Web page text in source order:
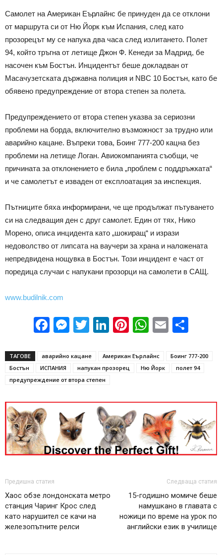
Самолет на Американ Еърлайнс бе принуден да се отклони
от маршрута си от Ню Йорк към Испания, след като
прозорецът му се напука два часа след излитането. Полет
94, който тръгна от летище Джон Ф. Кенеди за Мадрид, бе
насочен към Бостън. Инцидентът беше докладван от
Масачузетската държавна полиция и NBC 10 Бостън, като бе
обявено предупреждение от втора степен за полета.
Предупреждението от втора степен указва за сериозни
проблеми на борда, включително възможност за трудно или
аварийно кацане. Въпреки това, Боинг 777-200 кацна без
проблеми на летище Логан. Авиокомпанията съобщи, че
причината за отклонението е била „проблем с поддръжката“
и че самолетът е изваден от експлоатация за инспекция.
Пътниците бяха информирани, че ще продължат пътуването
си на следващия ден с друг самолет. Един от тях, Нико
Морено, описа инцидента като „шокиращ“ и изрази
недоволство от липсата на ваучери за храна и наложената
непредвидена нощувка в Бостън. Този инцидент е част от
поредица случаи с напукани прозорци на самолети в САЩ.
www.budilnik.com
Facebook
Messenger
Twitter
LinkedIn
Pinterest
WhatsApp
Email
ТАГОВЕ аварийно кацане Американ Еърлайнс
Боинг 777-200
Бостън
ИСПАНИЯ напукан прозорец Ню Йорк
полет 94
предупреждение от втора степен
Предишна статия
Хаос обзе лондонската метро
станция Чаринг Крос след
като нарушител се качи на
железопътните релси
Следваща статия
15-годишно момиче беше
намушкано в главата с
ножици по време на урок по
английски език в училище